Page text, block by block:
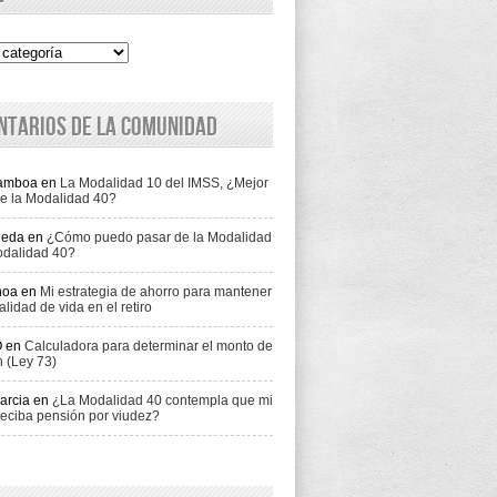
de la comunidad
en La Modalidad 10 del IMSS, ¿Mejor
la Modalidad 40?
en ¿Cómo puedo pasar de la Modalidad
40?
en Mi estrategia de ahorro para mantener
de vida en el retiro
en Calculadora para determinar el monto de
(Ley 73)
en ¿La Modalidad 40 contempla que mi
pensión por viudez?